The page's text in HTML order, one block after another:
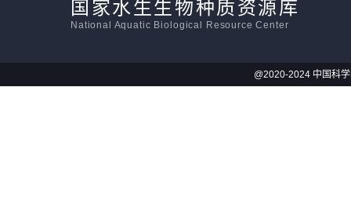
国家水生生物种质资源库
National Aquatic Biological Resource Center
@2020-2024 中国科